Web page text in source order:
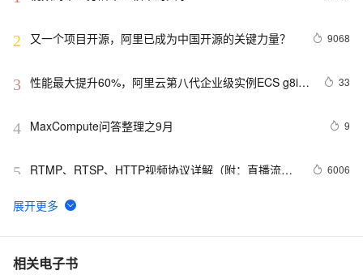
2 又一个项目开源，阿里已成为中国开源的关键力量？ 9068
3 性能最大提升60%，阿里云第八代企业级实例ECS g8i正
33
4 MaxCompute问答整理之9月 9
5
RTMP、RTSP、HTTP视频协议详解（附：直播流地
6006
6
【YOLOv8改进 - 注意力机制】Triplet Attention：轻量有
7 Python PIL远程命令执行漏洞复现(CVE-2017-8291
相关电子书